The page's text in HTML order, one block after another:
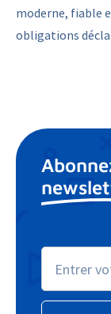
moderne, fiable
obligations